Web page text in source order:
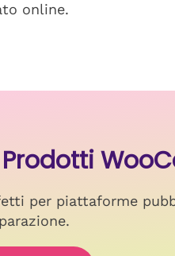
online.
per piattaforme